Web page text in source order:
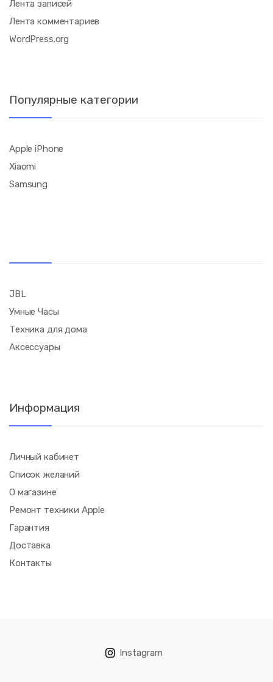
Лента записей
Лента комментариев
WordPress.org
Популярные категории
Apple iPhone
Xiaomi
Samsung
JBL
Умные Часы
Техника для дома
Аксессуары
Информация
Личный кабинет
Список желаний
О магазине
Ремонт техники Apple
Гарантия
Доставка
Контакты
Instagram